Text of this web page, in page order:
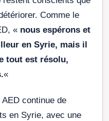
Comme le
« nous espérons et
en Syrie, mais il
tout est résolu,
«
continue de
en Syrie, avec une